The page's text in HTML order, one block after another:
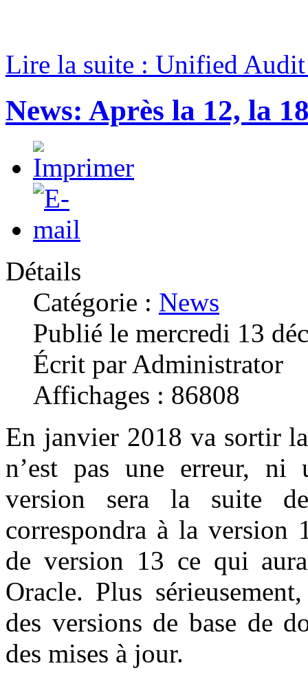
Lire la suite : Unified
News: Après la 12, la
Détails
Catégorie : News
Publié le mercredi 13
Écrit par Administrator
Affichages : 86808
En janvier 2018 va sortir
n’est pas une erreur, ni
version sera la suite
correspondra à la version
de version 13 ce qui
Oracle. Plus
des versions de base de
des mises à jour.